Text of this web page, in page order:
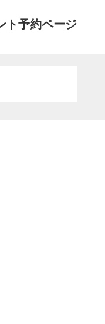
ト予約ページ